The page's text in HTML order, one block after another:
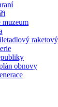
muzeum
obnovy